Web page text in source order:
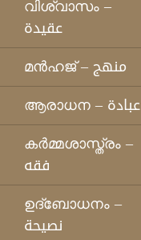
വിശ്വാസം –
عقيدة
മന്‍ഹജ് – منهج
ആരാധന – عبادة
കര്‍മ്മശാസ്ത്രം –
فقه
ഉദ്ബോധനം –
نصيحة